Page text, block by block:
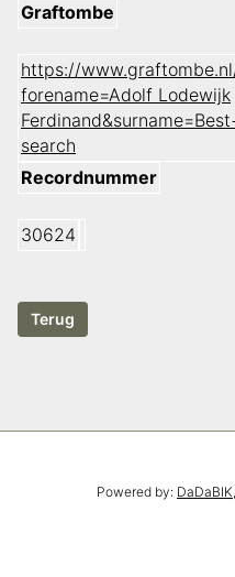
Graftombe
https://
forename=Adolf Lodewijk
search
Recordnummer
30624
Powered by: DaDaBIK